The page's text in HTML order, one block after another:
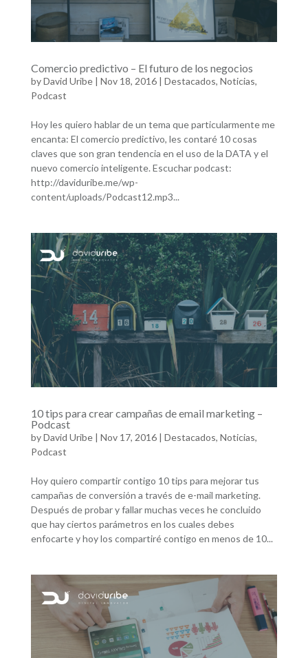
Comercio predictivo – El futuro de los negocios
byDavid Uribe| Nov 18, 2016| Destacados, Noticias,
Podcast
Hoy les quiero hablar de un tema que particularmente me
encanta: El comercio predictivo, les contaré 10 cosas
claves que son gran tendencia en el uso de la DATA y el
nuevo comercio inteligente. Escuchar podcast:
http://daviduribe.me/wp-
content/uploads/Podcast12.mp3...
10 tips para crear campañas de email marketing –
Podcast
byDavid Uribe| Nov 17, 2016| Destacados, Noticias,
Podcast
Hoy quiero compartir contigo 10 tips para mejorar tus
campañas de conversión a través de e-mail marketing.
Después de probar y fallar muchas veces he concluido
que hay ciertos parámetros en los cuales debes
enfocarte y hoy los compartiré contigo en menos de 10...